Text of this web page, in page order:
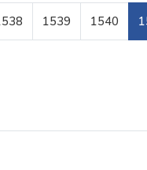
1541 de 1611
1539 1540